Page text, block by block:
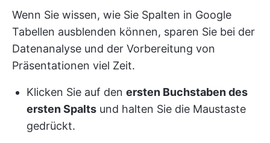
Wenn Sie wissen, wie Sie Spalten in Google
Tabellen ausblenden können, sparen Sie bei der
Datenanalyse und der Vorbereitung von
Präsentationen viel Zeit.
Klicken Sie auf den ersten Buchstaben des
ersten Spalts und halten Sie die Maustaste
gedrückt.